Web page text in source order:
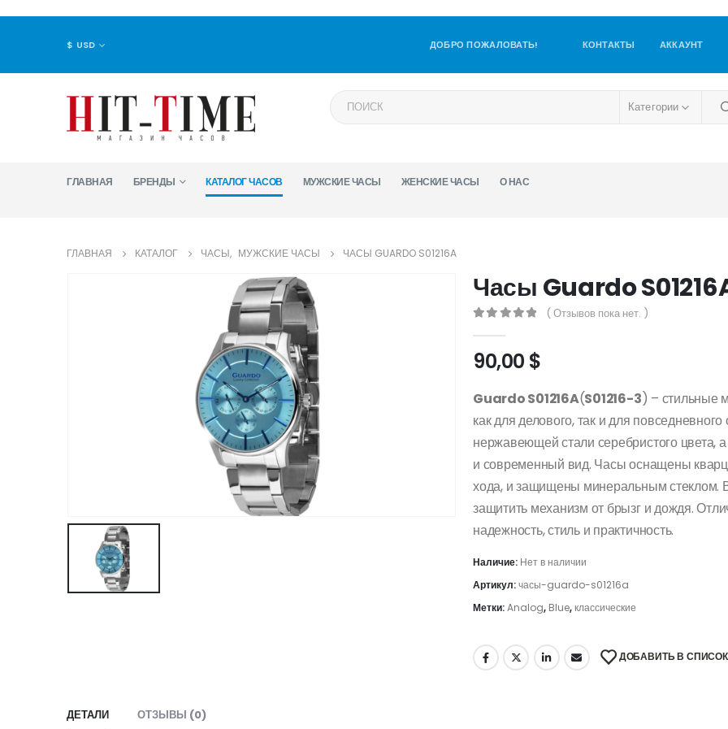
$ USD ДОБРО ПОЖАЛОВАТЬ! КОНТАКТЫ АККАУНТ
Категории
ГЛАВНАЯ БРЕНДЫ КАТАЛОГ ЧАСОВ МУЖСКИЕ ЧАСЫ ЖЕНСКИЕ ЧАСЫ О НАС
ГЛАВНАЯ КАТАЛОГ ЧАСЫ, МУЖСКИЕ ЧАСЫ ЧАСЫ GUARDO S01216A
Часы Guardo
( Отзывов пока нет. )
90,00 $
Guardo S01216A(S01216-3) – стильные
как для делового, так и для
нержавеющей стали серебристого цвета,
и современный вид. Часы оснащены
хода, и защищены минеральным стеклом.
защитить механизм от брызг и дождя.
надежность, стиль и практичность.
Наличие: Нет в наличии
Артикул:часы-guardo-s01216a
Метки:Analog, Blue,классические
ДОБАВИТЬ В
ДЕТАЛИ ОТЗЫВЫ (0)